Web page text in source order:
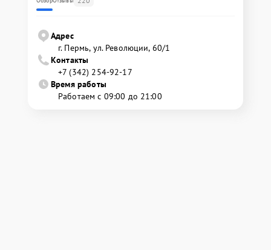
Адрес
г. Пермь, ул. ​Революции, 60/1
Контакты
+7 (342) 254-92-17
Время работы
Работаем с 09:00 до 21:00